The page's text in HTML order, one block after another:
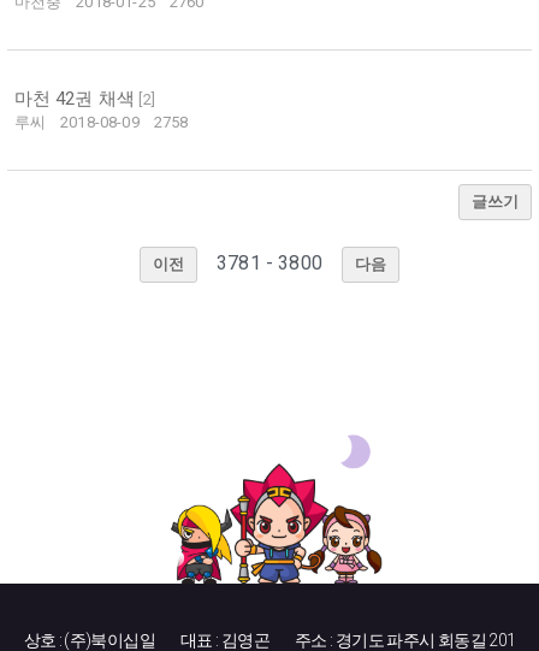
마천 42권 채색 2]
루씨
2018-08-09 2758
글쓰기
이전 3781 - 3800 다음
상호 : (주)북이십일 대표 : 김영곤 주소 : 경기도 파주시 회동길 201